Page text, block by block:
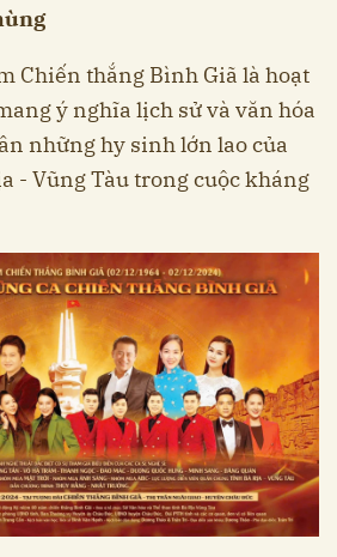
Chiến thắng Bình Giã là hoạt
ý nghĩa lịch sử và văn hóa
những hy sinh lớn lao của
- Vũng Tàu trong cuộc kháng